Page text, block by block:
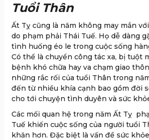
Tuổi Thân
Ất Tỵ cũng là năm không may mắn
do phạm phải Thái Tuế. Họ dễ dàng
tình huống éo le trong cuộc sống
Có thể là chuyển công tác xa, bị tuột
bệnh khó chữa hay va chạm giao
những rắc rối của tuổi Thân trong
đến từ nhiều khía cạnh bao gồm đời
cho tới chuyện tình duyên và sức
Các mối quan hệ trong năm Ất Tỵ
Tuế khiến cuộc sống của người tuổi
khăn hơn. Đặc biệt là vấn đề sức